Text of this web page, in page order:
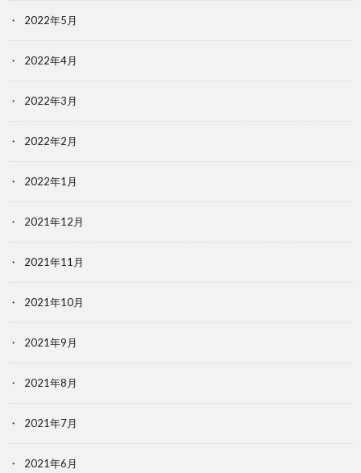
2022年5月
2022年4月
2022年3月
2022年2月
2022年1月
2021年12月
2021年11月
2021年10月
2021年9月
2021年8月
2021年7月
2021年6月